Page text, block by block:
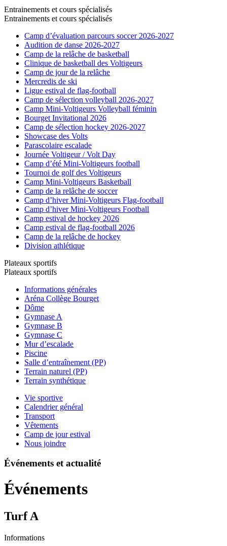
Entrainements et cours spécialisés
Entrainements et cours spécialisés
Camp d’évaluation parcours soccer 2026-2027
Audition de danse 2026-2027
Camp de la relâche de basketball
Clinique de basketball des Voltigeurs
Camp de jour de la relâche
Mercredis de ski
Ligue estival de flag-football
Camp de sélection volleyball 2026-2027
Camp Mini-Voltigeurs Volleyball féminin
Bourget Invitational 2026
Camp de sélection hockey 2026-2027
Showcase des Volts
Parascolaire escalade
Journée Voltigeur / Volt Day
Camp d’été Mini-Voltigeurs football
Tournoi de golf des Voltigeurs
Camp Mini-Voltigeurs Basketball
Camp de la relâche de soccer
Camp d’hiver Mini-Voltigeurs Flag-football
Camp d’hiver Mini-Voltigeurs Football
Camp estival de hockey 2026
Camp estival de flag-football 2026
Camp de la relâche de hockey
Division athlétique
Plateaux sportifs
Plateaux sportifs
Informations générales
Aréna Collège Bourget
Dôme
Gymnase A
Gymnase B
Gymnase C
Mur d’escalade
Piscine
Salle d’entraînement (PP)
Terrain naturel (PP)
Terrain synthétique
Vie sportive
Calendrier général
Transport
Vêtements
Camp de jour estival
Nous joindre
Événements et actualité
Événements
Turf A
Informations